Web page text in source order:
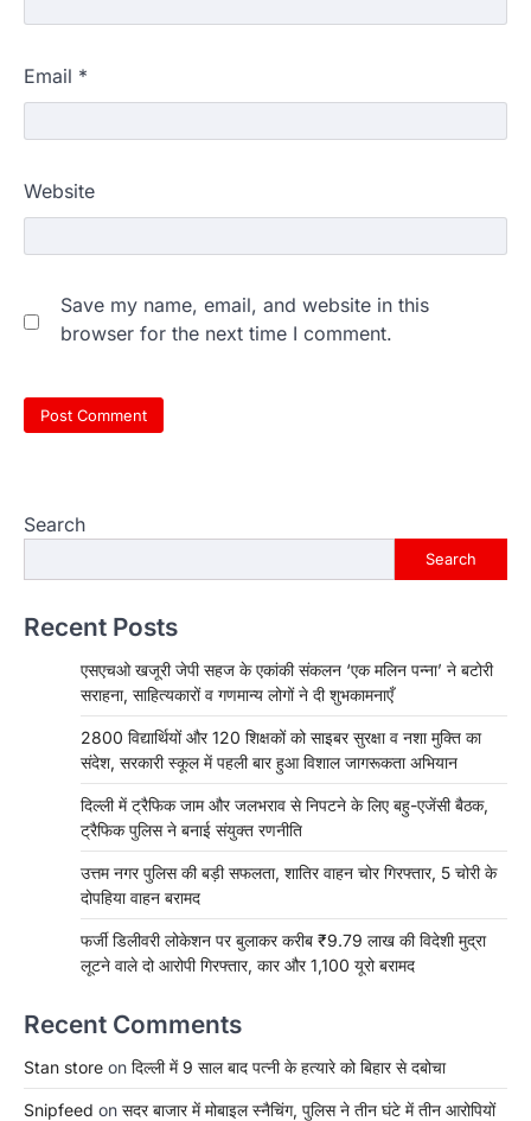
Email *
Website
Save my name, email, and website in this
browser for the next time I comment.
Search
Search
Recent Posts
एसएचओ खजूरी जेपी सहज के एकांकी संकलन ‘एक मलिन पन्ना’ ने बटोरी
सराहना, साहित्यकारों व गणमान्य लोगों ने दी शुभकामनाएँ
2800 विद्यार्थियों और 120 शिक्षकों को साइबर सुरक्षा व नशा मुक्ति का
संदेश, सरकारी स्कूल में पहली बार हुआ विशाल जागरूकता अभियान
दिल्ली में ट्रैफिक जाम और जलभराव से निपटने के लिए बहु-एजेंसी बैठक,
ट्रैफिक पुलिस ने बनाई संयुक्त रणनीति
उत्तम नगर पुलिस की बड़ी सफलता, शातिर वाहन चोर गिरफ्तार, 5 चोरी के
दोपहिया वाहन बरामद
फर्जी डिलीवरी लोकेशन पर बुलाकर करीब ₹9.79 लाख की विदेशी मुद्रा
लूटने वाले दो आरोपी गिरफ्तार, कार और 1,100 यूरो बरामद
Recent Comments
Stan store on दिल्ली में 9 साल बाद पत्नी के हत्यारे को बिहार से दबोचा
Snipfeed on सदर बाजार में मोबाइल स्नैचिंग, पुलिस ने तीन घंटे में तीन आरोपियों